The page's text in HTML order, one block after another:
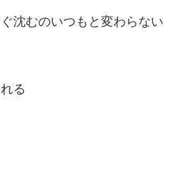
沈むのいつもと変わらない
る